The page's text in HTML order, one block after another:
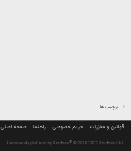
برچسب ها
قوانین و مقرّرات حریم خصوصی راهنما صفحه اصلی
Community platform by XenForo® © 2010-2021 XenForo Ltd.